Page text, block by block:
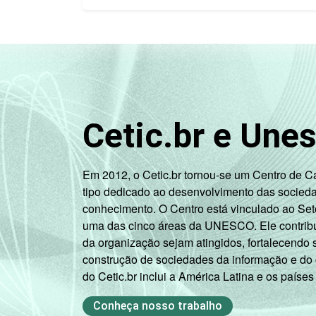
Cetic.br e
Em 2012, o Cetic.br tornou-se um Centro de
tipo dedicado ao desenvolvimento das
conhecimento. O Centro está vinculado ao
uma das cinco áreas da UNESCO. Ele
da organização sejam atingidos, fortalecendo
construção de sociedades da informação e
do Cetic.br inclui a América Latina e os
Conheça nosso trabalho